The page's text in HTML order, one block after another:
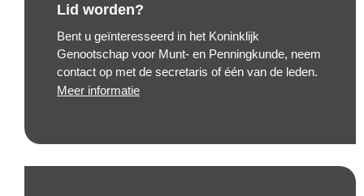
Lid worden?
Bent u geïnteresseerd in het Koninklijk
Genootschap voor Munt- en Penningkunde, neem
contact op met de secretaris of één van de leden.
Meer informatie